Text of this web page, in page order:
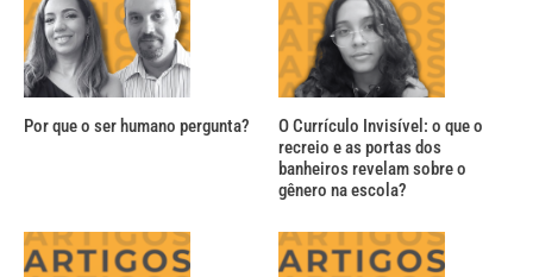
Por que o ser humano pergunta?
O Currículo Invisível: o que o
recreio e as portas dos
banheiros revelam sobre o
gênero na escola?